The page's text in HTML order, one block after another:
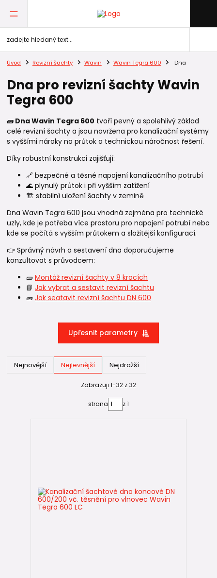
Úvod Revizní šachty Wavin Wavin Tegra 600 Dna
Dna pro revizní šachty Wavin
Tegra 600
🧱 Dna Wavin Tegra 600 tvoří pevný a spolehlivý základ
celé revizní šachty a jsou navržena pro kanalizační systémy
s vyššími nároky na průtok a technickou náročnost řešení.
Díky robustní konstrukci zajišťují:
🔗 bezpečné a těsné napojení kanalizačního potrubí
🌊 plynulý průtok i při vyšším zatížení
🏗️ stabilní uložení šachty v zemině
Dna Wavin Tegra 600 jsou vhodná zejména pro technické
uzly, kde je potřeba více prostoru pro napojení potrubí nebo
kde se počítá s vyšším průtokem a složitější konfigurací.
👉 Správný návrh a sestavení dna doporučujeme
konzultovat s průvodcem:
🧱 Montáž revizní šachty v 8 krocích
📘 Jak vybrat a sestavit revizní šachtu
🧱 Jak seatavit revizní šachtu DN 600
Upřesnit parametry
Nejnovější Nejlevnější Nejdražší
Zobrazuji 1-32 z 32
strana z 1